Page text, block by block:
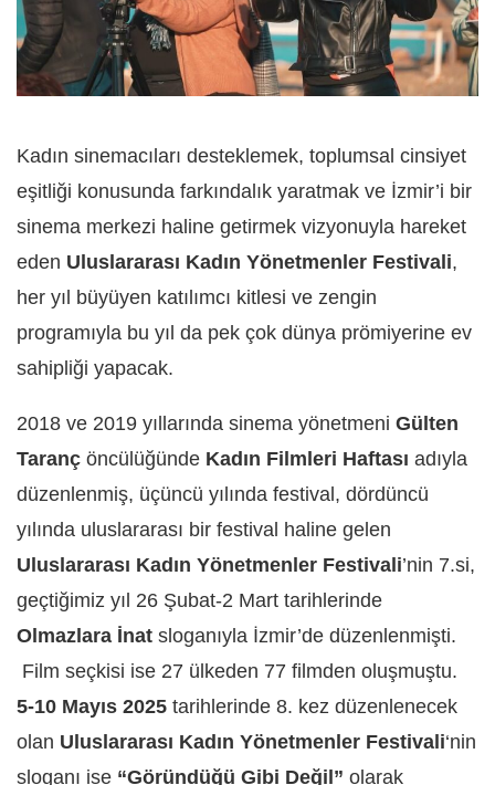
Kadın sinemacıları desteklemek, toplumsal cinsiyet
eşitliği konusunda farkındalık yaratmak ve İzmir’i bir
sinema merkezi haline getirmek vizyonuyla hareket
eden Uluslararası Kadın Yönetmenler Festivali,
her yıl büyüyen katılımcı kitlesi ve zengin
programıyla bu yıl da pek çok dünya prömiyerine ev
sahipliği yapacak.
2018 ve 2019 yıllarında sinema yönetmeni Gülten
Taranç öncülüğünde Kadın Filmleri Haftası adıyla
düzenlenmiş, üçüncü yılında festival, dördüncü
yılında uluslararası bir festival haline gelen
Uluslararası Kadın Yönetmenler Festivali’nin 7.si,
geçtiğimiz yıl 26 Şubat-2 Mart tarihlerinde
Olmazlara İnat sloganıyla İzmir’de düzenlenmişti.
Film seçkisi ise 27 ülkeden 77 filmden oluşmuştu.
5-10 Mayıs 2025 tarihlerinde 8. kez düzenlenecek
olan Uluslararası Kadın Yönetmenler Festivali‘nin
sloganı ise “Göründüğü Gibi Değil” olarak